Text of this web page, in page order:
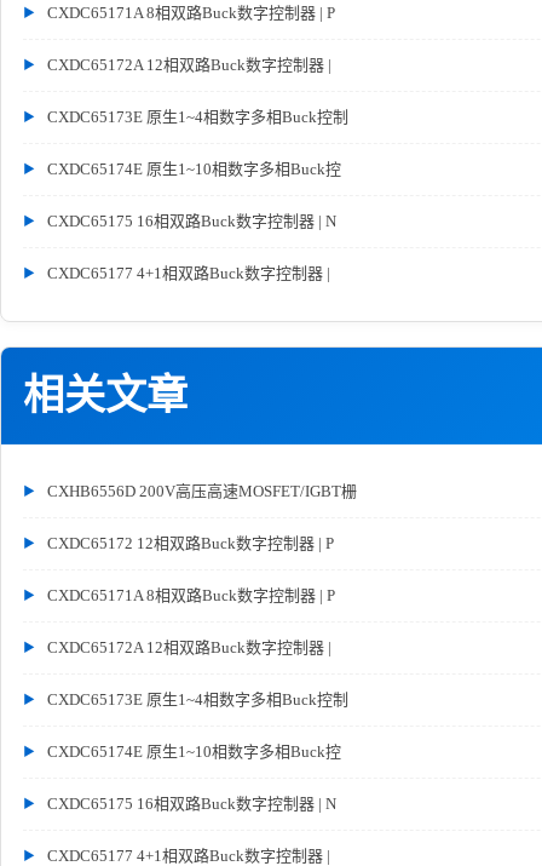
CXDC65171A 8相双路Buck数字控制器 | P
CXDC65172A 12相双路Buck数字控制器 |
CXDC65173E 原生1~4相数字多相Buck控制
CXDC65174E 原生1~10相数字多相Buck控
CXDC65175 16相双路Buck数字控制器 | N
CXDC65177 4+1相双路Buck数字控制器 |
相关文章
CXHB6556D 200V高压高速MOSFET/IGBT栅
CXDC65172 12相双路Buck数字控制器 | P
CXDC65171A 8相双路Buck数字控制器 | P
CXDC65172A 12相双路Buck数字控制器 |
CXDC65173E 原生1~4相数字多相Buck控制
CXDC65174E 原生1~10相数字多相Buck控
CXDC65175 16相双路Buck数字控制器 | N
CXDC65177 4+1相双路Buck数字控制器 |